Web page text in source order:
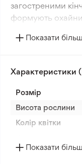
загостреними
формують
Квіти цього
із провідних
декоративних
Показати
Характеристики
Розмір
Висота рослини
Колір квітки
Період цвітіння
Показати